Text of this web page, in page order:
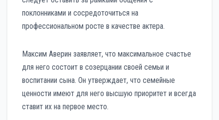
поклонниками и сосредоточиться на
профессиональном росте в качестве актера.
Максим Аверин заявляет, что максимальное счастье
для него состоит в созерцании своей семьи и
воспитании сына. Он утверждает, что семейные
ценности имеют для него высшую приоритет и всегда
ставит их на первое место.